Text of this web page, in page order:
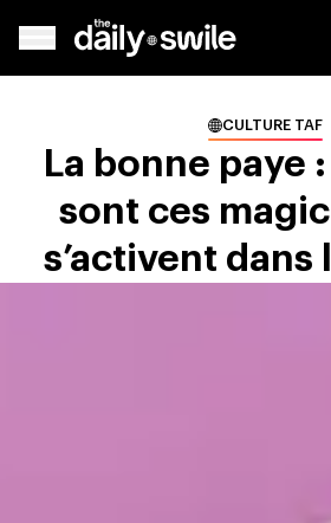
CULTURE TAF
La bonne paye
sont ces
s’activent dans